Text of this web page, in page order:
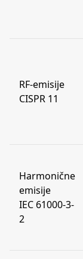
RF-emisije
CISPR 11
Harmonične
emisije
IEC 61000-3-
2